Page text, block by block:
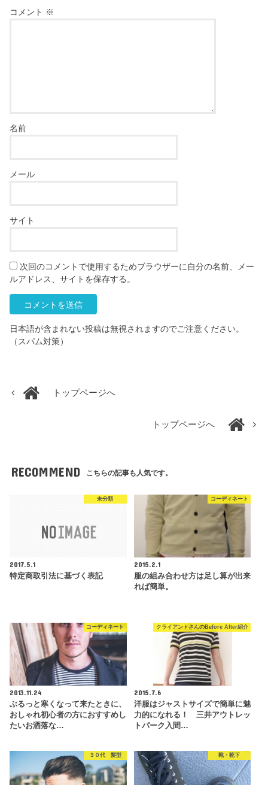
コメント ※
名前
メール
サイト
次回のコメントで使用するためブラウザーに自分の名前、メー
ルアドレス、サイトを保存する。
日本語が含まれない投稿は無視されますのでご注意ください。
（スパム対策）
トップページへ
トップページへ
RECOMMEND こちらの記事も人気です。
未分類
2017.5.1
特定商取引法に基づく表記
コーディネート
2015.2.1
服の組み合わせ方は足し算が出来
れば簡単。
コーディネート
2013.11.24
ぶるっと寒くなって来たときに、
おしゃれ初心者の方におすすめし
たいお洒落な…
クライアントさんのBefore After紹介
2015.7.6
洋服はジャストサイズで簡単に魅
力的になれる！ 三井アウトレッ
トパーク入間…
３０代 髪型 靴・靴下